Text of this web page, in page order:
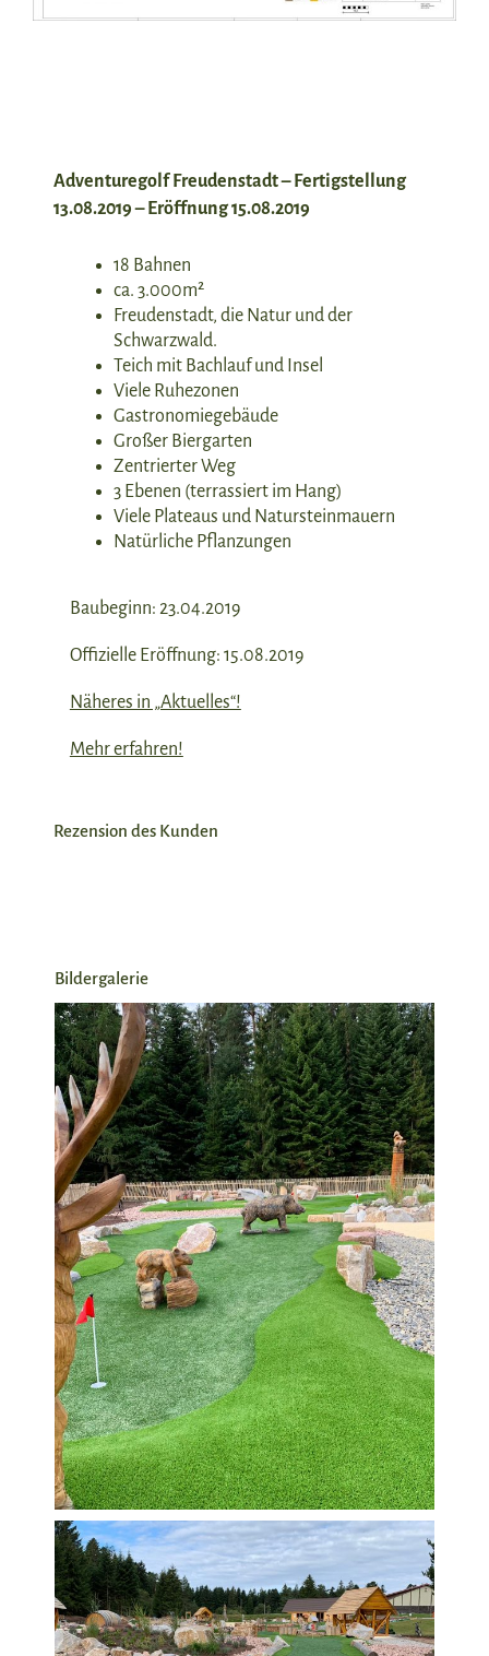
Adventuregolf Freudenstadt – Fertigstellung
13.08.2019 – Eröffnung 15.08.2019
18 Bahnen
ca. 3.000m²
Freudenstadt, die Natur und der
Schwarzwald.
Teich mit Bachlauf und Insel
Viele Ruhezonen
Gastronomiegebäude
Großer Biergarten
Zentrierter Weg
3 Ebenen (terrassiert im Hang)
Viele Plateaus und Natursteinmauern
Natürliche Pflanzungen
Baubeginn: 23.04.2019
Offizielle Eröffnung: 15.08.2019
Näheres in „Aktuelles“!
Mehr erfahren!
Rezension des Kunden
Bildergalerie